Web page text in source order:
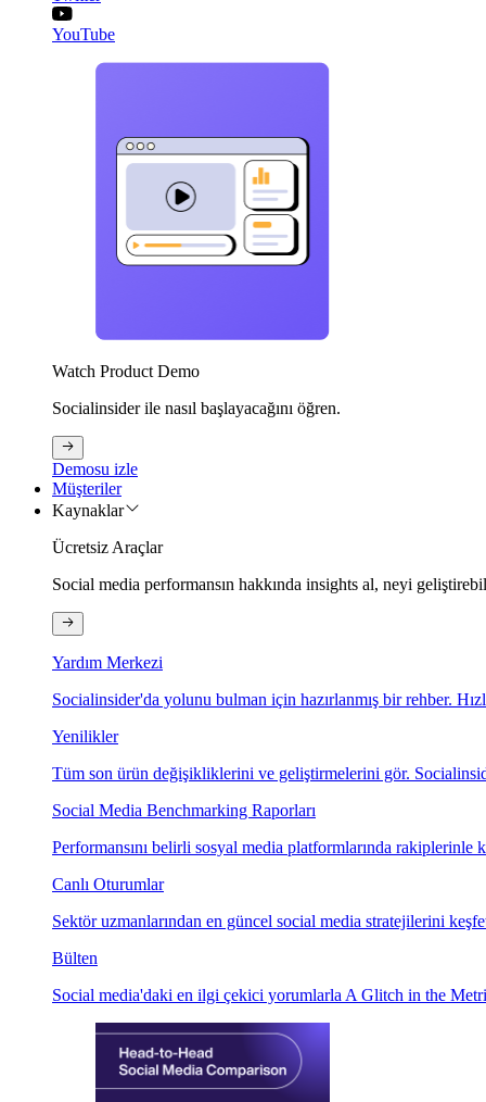
YouTube
Watch Product Demo
Socialinsider ile nasıl başlayacağını öğren.
Demosu izle
Müşteriler
Kaynaklar
Ücretsiz Araçlar
Social media performansın hakkında insights al, neyi
Yardım Merkezi
Socialinsider'da yolunu bulman için hazırlanmış bir rehber.
Yenilikler
Tüm son ürün değişikliklerini ve geliştirmelerini gör.
Social Media Benchmarking Raporları
Performansını belirli sosyal media platformlarında rakiplerinle
Canlı Oturumlar
Sektör uzmanlarından en güncel social media stratejilerini
Bülten
Social media'daki en ilgi çekici yorumlarla A Glitch in the